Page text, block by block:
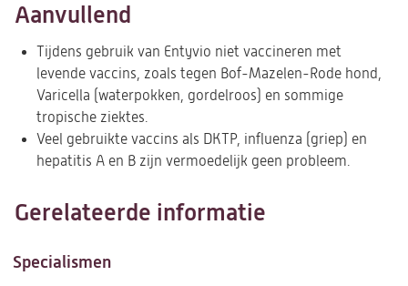
Aanvullend
Tijdens gebruik van Entyvio niet vaccineren met
levende vaccins, zoals tegen Bof-Mazelen-Rode hond,
Varicella (waterpokken, gordelroos) en sommige
tropische ziektes.
Veel gebruikte vaccins als DKTP, influenza (griep) en
hepatitis A en B zijn vermoedelijk geen probleem.
Gerelateerde informatie
Specialismen